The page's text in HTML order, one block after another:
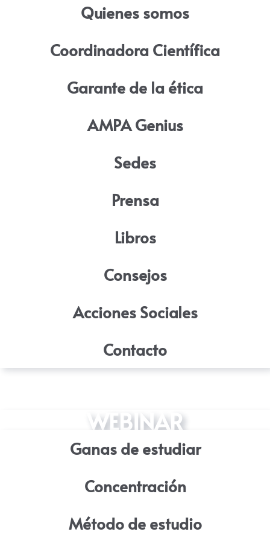
Quienes somos
Coordinadora Científica
Garante de la ética
AMPA Genius
Sedes
Prensa
Libros
Consejos
Acciones Sociales
Contacto
WEBINAR
Ganas de estudiar
Concentración
Método de estudio